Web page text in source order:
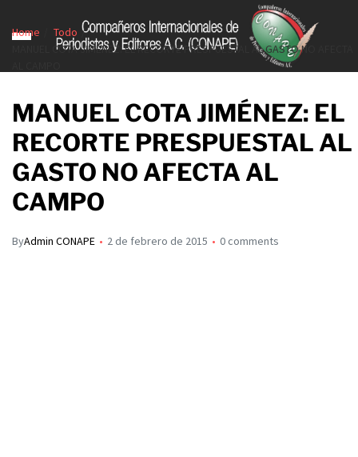
Home
Todo
MANUEL COTA JIMÉNEZ: EL RECORTE PRESPUESTAL AL GASTO NO AFECTA
MANUEL COTA JIMÉNEZ: EL
RECORTE PRESPUESTAL AL
GASTO NO AFECTA AL
CAMPO
ByAdmin CONAPE 2 de febrero de 2015 0 comments